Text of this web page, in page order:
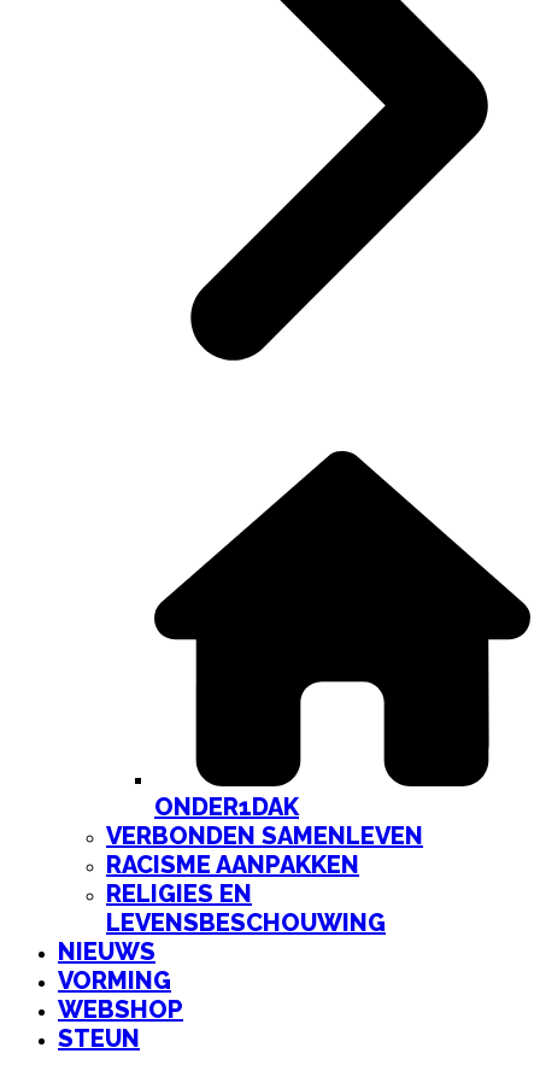
ONDER1DAK
VERBONDEN SAMENLEVEN
RACISME AANPAKKEN
RELIGIES EN
LEVENSBESCHOUWING
NIEUWS
VORMING
WEBSHOP
STEUN